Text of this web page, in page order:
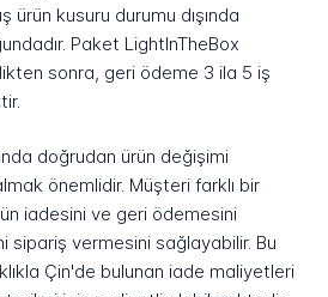
ürün kusuru durumu dışında
Paket LightInTheBox
sonra, geri ödeme 3 ila 5 iş
doğrudan ürün değişimi
önemlidir. Müşteri farklı bir
iadesini ve geri ödemesini
sipariş vermesini sağlayabilir. Bu
Çin'de bulunan iade maliyetleri